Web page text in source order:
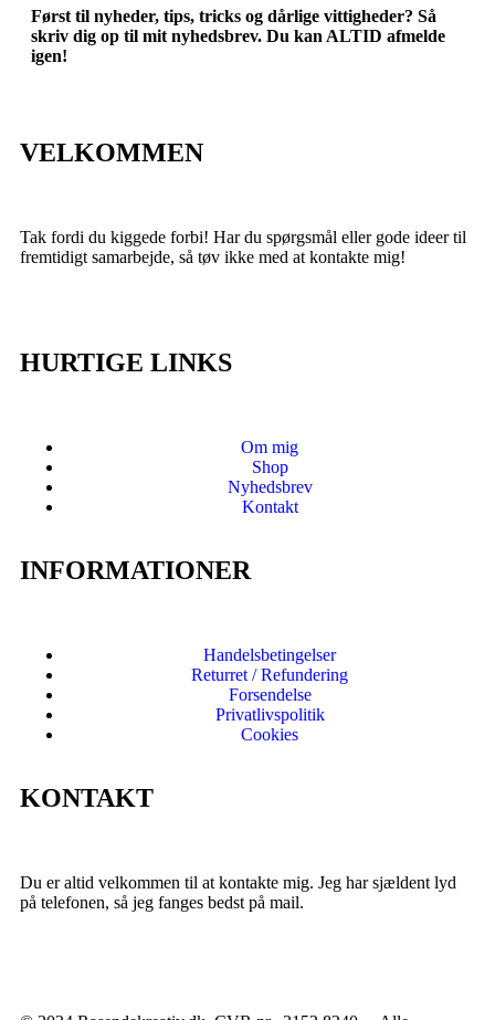
Først til nyheder, tips, tricks og dårlige vittigheder? Så
skriv dig op til mit nyhedsbrev. Du kan ALTID afmelde
igen!
VELKOMMEN
Tak fordi du kiggede forbi! Har du spørgsmål eller gode ideer til
fremtidigt samarbejde, så tøv ikke med at kontakte mig!
HURTIGE LINKS
Om mig
Shop
Nyhedsbrev
Kontakt
INFORMATIONER
Handelsbetingelser
Returret / Refundering
Forsendelse
Privatlivspolitik
Cookies
KONTAKT
Du er altid velkommen til at kontakte mig. Jeg har sjældent lyd
på telefonen, så jeg fanges bedst på mail.